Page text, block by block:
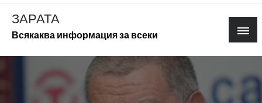
Skip
content
ЗАРАТА
Всякаква информация за всеки